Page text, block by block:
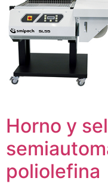
Horno y
poliolefina